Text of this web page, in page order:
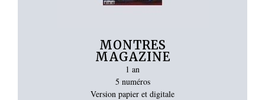
MONTRES
MAGAZINE
1 an
5 numéros
Version papier et digitale